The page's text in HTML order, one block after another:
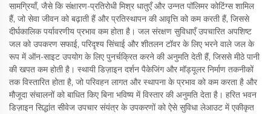
सामग्रियाँ, जैसे कि संक्षारण-प्रतिरोधी मिश्र धातुएँ और उन्नत पॉलिमर कोटिंग्स शामिल
हैं, जो सेवा जीवन को बढ़ाती हैं और प्रतिस्थापन की आवृत्ति को कम करती हैं, जिससे
दीर्घकालिक पर्यावरणीय प्रभाव कम होता है। जल संरक्षण सुविधाएँ उपचारित अपशिष्ट
जल को उपकरण सफाई, परिदृश्य सिंचाई और शीतलन टॉवर के लिए भरने वाले जल के
रूप में ऑन-साइट उपयोग के लिए पुनर्चक्रित करने की अनुमति देती हैं, जिससे मीठे पानी
की खपत कम होती है। स्थायी डिज़ाइन दर्शन पैकेजिंग और मॉड्यूलर निर्माण तकनीकों
तक विस्तारित होता है, जो परिवहन लागत और स्थापना के प्रभाव को कम करता है और
मौजूदा संचालनों को बाधित किए बिना भविष्य में विस्तार की अनुमति देता है। हरित भवन
डिज़ाइन सिद्धांत सीवेज उपचार संयंत्र के उपकरणों को ऐसे सुविधा लेआउट में एकीकृत